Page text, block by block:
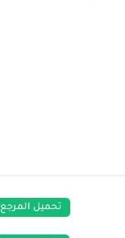
تحميل المرجع